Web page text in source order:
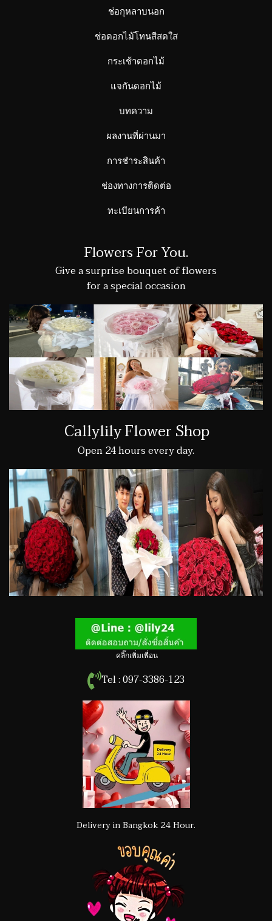
ช่อกุหลาบนอก
ช่อดอกไม้โทนสีสดใส
กระเช้าดอกไม้
แจกันดอกไม้
บทความ
ผลงานที่ผ่านมา
การชำระสินค้า
ช่องทางการติดต่อ
ทะเบียนการค้า
Flowers For You.
Give a surprise bouquet of flowers
for a special occasion
Callylily Flower Shop
Open 24 hours every day.
คลิ๊กเพิ่มเพื่อน
Tel : 097-3386-123
Delivery in Bangkok 24 Hour.